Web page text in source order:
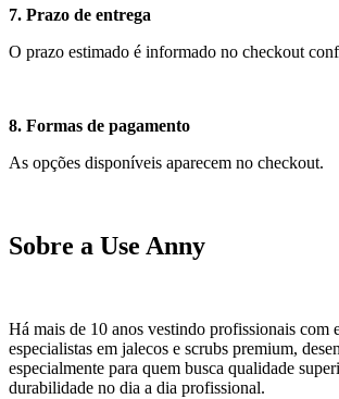
7. Prazo de entrega
O prazo estimado é informado no checkout
8. Formas de pagamento
As opções disponíveis aparecem no checkout.
Sobre a Use Anny
Há mais de 10 anos vestindo profissionais com
especialistas em jalecos e scrubs premium,
especialmente para quem busca qualidade
durabilidade no dia a dia profissional.